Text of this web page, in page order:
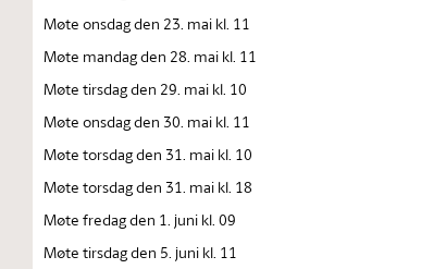
Møte onsdag den 23. mai kl. 11
Møte mandag den 28. mai kl. 11
Møte tirsdag den 29. mai kl. 10
Møte onsdag den 30. mai kl. 11
Møte torsdag den 31. mai kl. 10
Møte torsdag den 31. mai kl. 18
Møte fredag den 1. juni kl. 09
Møte tirsdag den 5. juni kl. 11